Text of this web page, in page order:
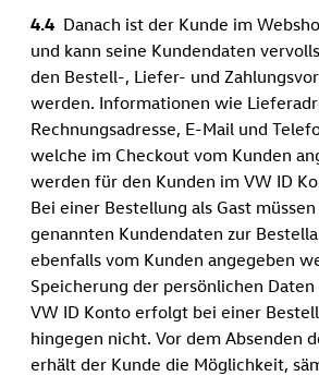
4.4 Danach ist der Kunde im
und kann seine Kundendaten
den Bestell-, Liefer- und
werden. Informationen wie
Rechnungsadresse, E-Mail und
welche im Checkout vom Kunden
werden für den Kunden im VW ID
Bei einer Bestellung als Gast
genannten Kundendaten zur
ebenfalls vom Kunden angegeben
Speicherung der persönlichen
VW ID Konto erfolgt bei einer
hingegen nicht. Vor dem Absenden
erhält der Kunde die Möglichkeit,